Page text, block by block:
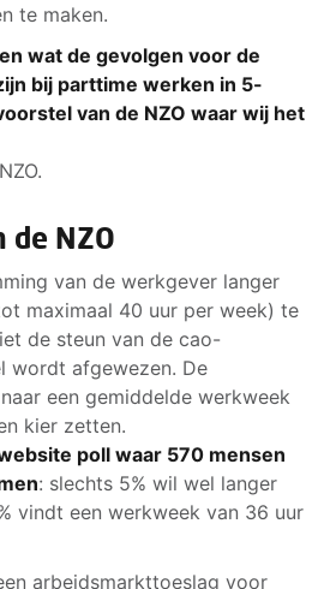
te maken.
wat de gevolgen voor de
bij parttime werken in 5-
van de NZO waar wij het
de NZO
van de werkgever langer
maximaal 40 uur per week) te
de steun van de cao-
wordt afgewezen. De
een gemiddelde werkweek
kier zetten.
poll waar 570 mensen
: slechts 5% wil wel langer
vindt een werkweek van 36 uur
arbeidsmarkttoeslag voor